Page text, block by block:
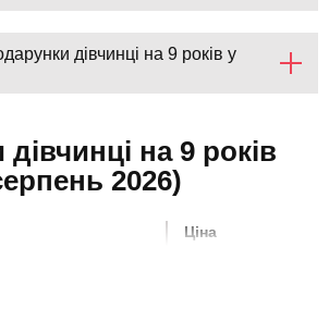
дівчинці на 9 років у
на 9 років
2026)
Ціна